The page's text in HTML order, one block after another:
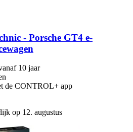
-​ Porsche GT4 e-​
10 jaar
de CONTROL+ app
op 12. augustus